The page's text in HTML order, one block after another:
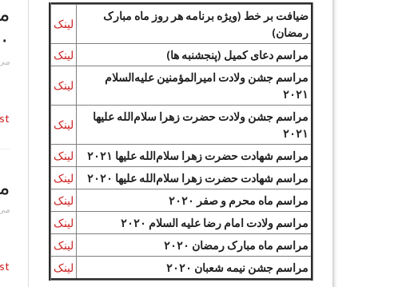
می 6,
→
می 5,
→
ضیافت بر خط (ویژه برنامه هر روز ماه مبارک
رمضان)
لینک
مراسم دعای کمیل (پنجشنبه ها)
لینک
مراسم جشن ولادت امیرالمؤمنین علیه‌السلام
۲۰۲۱
لینک
مراسم جشن ولادت حضرت زهرا سلام‌الله علیها
۲۰۲۱
لینک
مراسم شهادت حضرت زهرا سلام‌الله علیها ۲۰۲۱
لینک
مراسم شهادت حضرت زهرا سلام‌الله علیها ۲۰۲۰
لینک
مراسم ماه محرم و صفر ۲۰۲۰
لینک
مراسم ولادت امام رضا علیه السلام ۲۰۲۰
لینک
مراسم ماه مبارک رمضان ۲۰۲۰
لینک
مراسم جشن نیمه شعبان ۲۰۲۰
لینک